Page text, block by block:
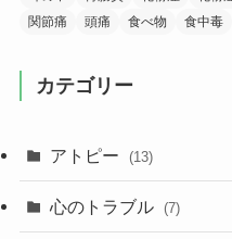
関節痛
頭痛 食べ物 食中毒
カテゴリー
アトピー (13)
心のトラブル (7)